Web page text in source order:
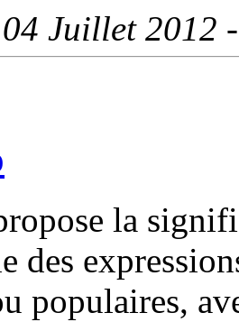
Juillet 2012
la
des
populaires,